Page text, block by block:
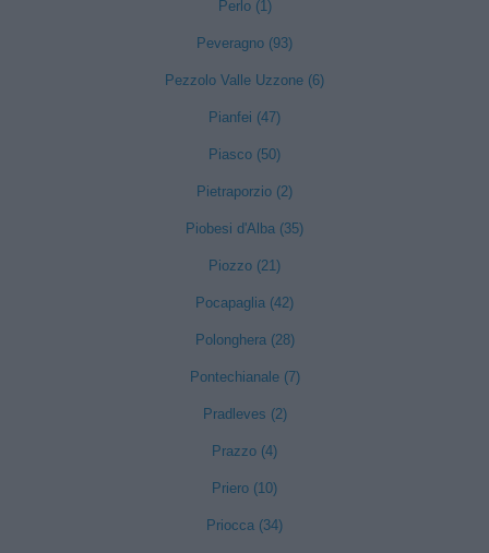
Perlo (1)
Peveragno (93)
Pezzolo Valle Uzzone (6)
Pianfei (47)
Piasco (50)
Pietraporzio (2)
Piobesi d'Alba (35)
Piozzo (21)
Pocapaglia (42)
Polonghera (28)
Pontechianale (7)
Pradleves (2)
Prazzo (4)
Priero (10)
Priocca (34)